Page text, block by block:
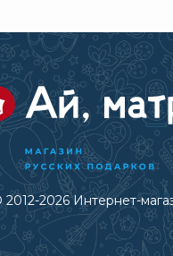
2026 Интернет-